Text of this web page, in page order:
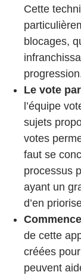
Cette
blocages,
Le vote
l’équipe
sujets
votes
faut se
processus
ayant un
d’en
de cette
créées
peuvent